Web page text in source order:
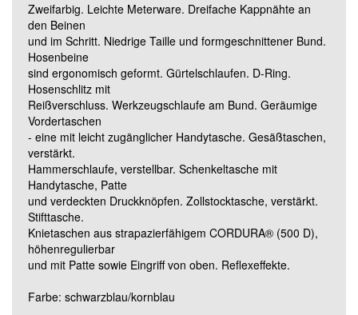
Grösse 82C64 (Standard)
Grösse 82C66 (Standard)
Grösse 82C68 (Standard)
Grösse 90C46 (lang)
Grösse 90C48 (lang)
Grösse 90C50 (lang)
Zweifarbig. Leichte Meterware. Dreifache Kappnähte an
den Beinen
und im Schritt. Niedrige Taille und formgeschnittener Bund.
Hosenbeine
sind ergonomisch geformt. Gürtelschlaufen. D-Ring.
Hosenschlitz mit
Reißverschluss. Werkzeugschlaufe am Bund. Geräumige
Vordertaschen
- eine mit leicht zugänglicher Handytasche. Gesäßtaschen,
verstärkt.
Hammerschlaufe, verstellbar. Schenkeltasche mit
Handytasche, Patte
und verdeckten Druckknöpfen. Zollstocktasche, verstärkt.
Stifttasche.
Knietaschen aus strapazierfähigem CORDURA® (500 D),
höhenregulierbar
und mit Patte sowie Eingriff von oben. Reflexeffekte.
Farbe: schwarzblau/kornblau